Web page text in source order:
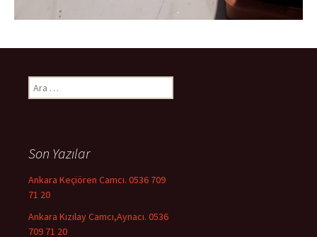
Arama:
Son Yazılar
Ankara Keçiören Camcı. 0536 709
71 20
Ankara Kızılay Camcı,Aynacı. 0536
709 71 20